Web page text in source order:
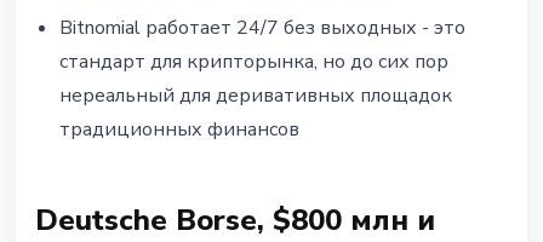
Bitnomial работает 24/7 без выходных - это
стандарт для крипторынка, но до сих пор
нереальный для деривативных площадок
традиционных финансов
Deutsche Borse, $800 млн и